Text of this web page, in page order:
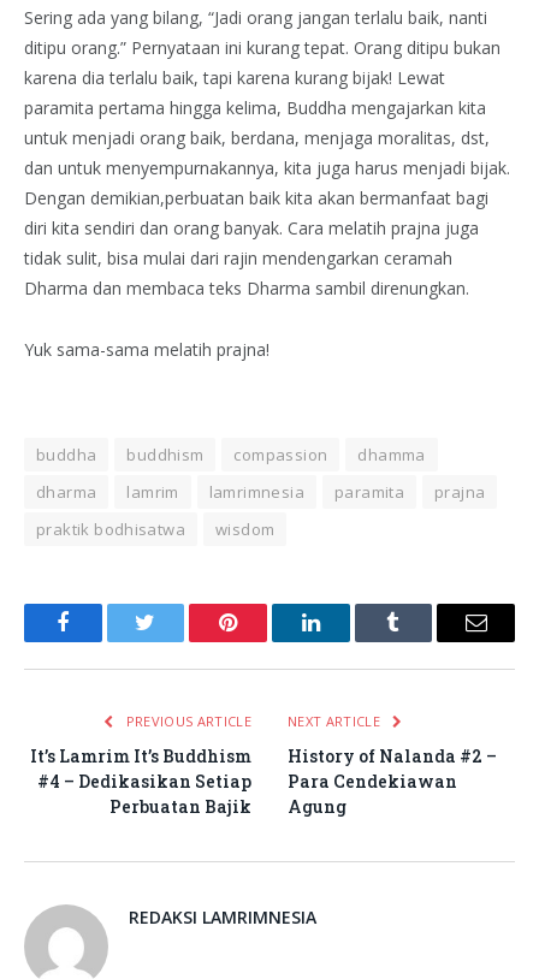
Sering ada yang bilang, “Jadi orang jangan terlalu baik, nanti
ditipu orang.” Pernyataan ini kurang tepat. Orang ditipu bukan
karena dia terlalu baik, tapi karena kurang bijak! Lewat
paramita pertama hingga kelima, Buddha mengajarkan kita
untuk menjadi orang baik, berdana, menjaga moralitas, dst,
dan untuk menyempurnakannya, kita juga harus menjadi bijak.
Dengan demikian,perbuatan baik kita akan bermanfaat bagi
diri kita sendiri dan orang banyak. Cara melatih prajna juga
tidak sulit, bisa mulai dari rajin mendengarkan ceramah
Dharma dan membaca teks Dharma sambil direnungkan.
Yuk sama-sama melatih prajna!
buddha buddhism compassion
dhamma
dharma
lamrim lamrimnesia paramita
prajna
praktik bodhisatwa
wisdom
FacebookTwitter Pinterest LinkedInTumblr Email
PREVIOUS ARTICLE
It’s Lamrim It’s Buddhism
#4 – Dedikasikan Setiap
Perbuatan Bajik
NEXT ARTICLE
History of Nalanda #2 –
Para Cendekiawan
Agung
REDAKSI LAMRIMNESIA